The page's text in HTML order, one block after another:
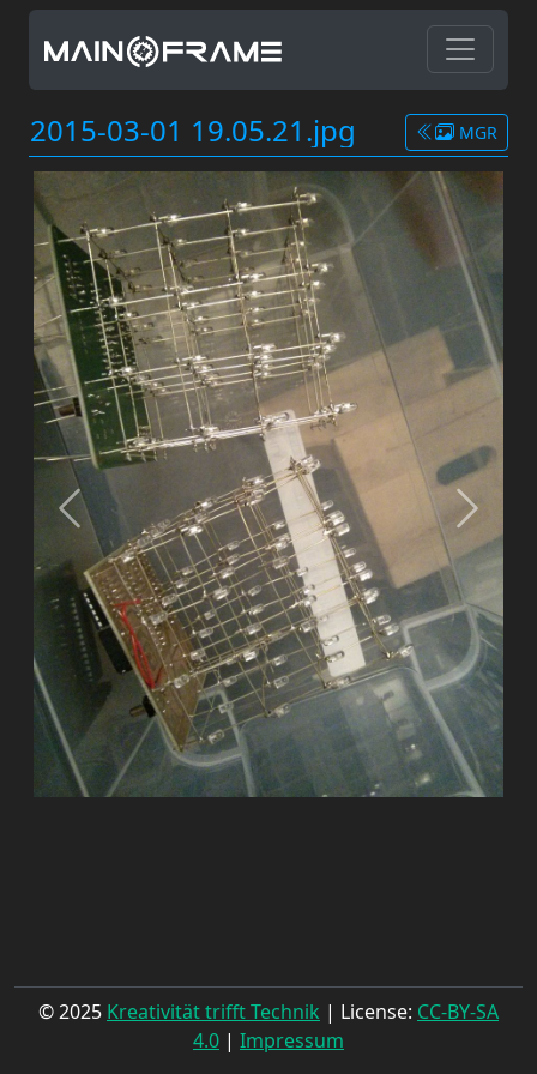
2015-03-01 19.05.21.jpg MGR
© 2025 Kreativität trifft Technik | License: CC-BY-SA
4.0 | Impressum